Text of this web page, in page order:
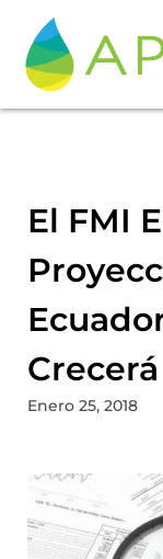
El FMI
Enero 25, 2018